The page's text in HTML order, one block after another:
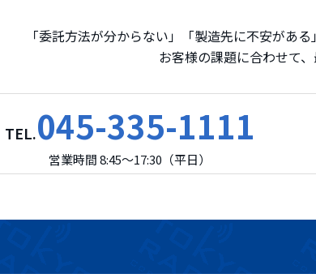
「委託方法が分からない」「製造先に不安があ
お客様の課題に合わせて
TEL.045-335-1111
営業時間 8:45～17:30（平日）